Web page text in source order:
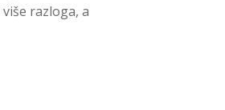
razloga, a